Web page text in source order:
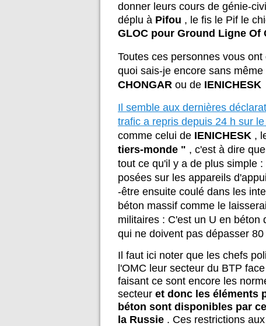
donner leurs cours de génie-
déplu à Pifou , le fis le Pif le
GLOC pour Ground Ligne Of
Toutes ces personnes vous ont
quoi sais-je encore sans
CHONGAR ou de IENICHESK
Il semble aux dernières
trafic a repris depuis 24 h sur
comme celui de IENICHESK ,
tiers-monde " , c'est à dire
tout ce qu'il y a de plus simple
posées sur les appareils
-être ensuite coulé dans les
béton massif comme le
militaires : C'est un U en béton
qui ne doivent pas dépasser
Il faut ici noter que les chefs
l'OMC leur secteur du BTP
faisant ce sont encore les
secteur et donc les éléments
béton sont disponibles par
la Russie . Ces restrictions